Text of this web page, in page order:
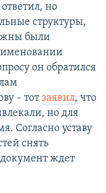
но
структуры,
были
он обратился
– тотзаявил, что
но для
Согласно уставу
снять
ждет